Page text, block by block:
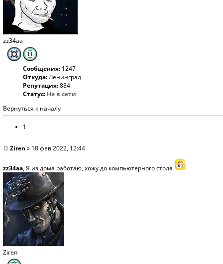
zz34aa
Сообщения: 1247
Откуда:Ленинград
Репутация:884
Статус: Не в сети
Вернуться к началу
1
Ziren » 18 фев 2022, 12:44
zz34aa, Я из дома работаю, хожу до компьютерного стола
Ziren